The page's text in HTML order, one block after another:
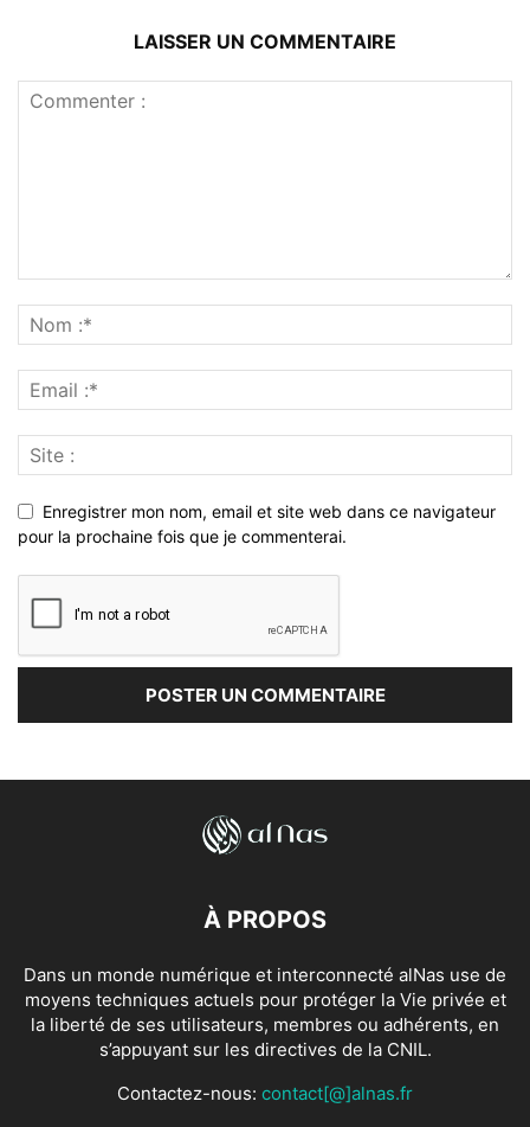
LAISSER UN COMMENTAIRE
Enregistrer mon nom, email et site web dans ce navigateur
pour la prochaine fois que je commenterai.
À PROPOS
Dans un monde numérique et interconnecté alNas use de
moyens techniques actuels pour protéger la Vie privée et
la liberté de ses utilisateurs, membres ou adhérents, en
s’appuyant sur les directives de la CNIL.
Contactez-nous: contact[@]alnas.fr